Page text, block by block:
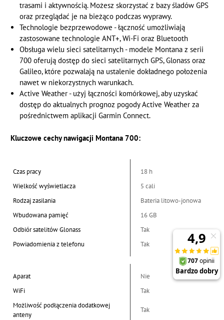
trasami i aktywnością. Możesz skorzystać z bazy śladów GPS
oraz przeglądać je na bieżąco podczas wyprawy.
Technologie bezprzewodowe - łączność umożliwiają
zastosowane technologie ANT+, Wi-Fi oraz Bluetooth
Obsługa wielu sieci satelitarnych - modele Montana z serii
700 oferują dostęp do sieci satelitarnych GPS, Glonass oraz
Galileo, które pozwalają na ustalenie dokładnego położenia
nawet w niekorzystnych warunkach.
Active Weather - użyj łączności komórkowej, aby uzyskać
dostęp do aktualnych prognoz pogody Active Weather za
pośrednictwem aplikacji Garmin Connect.
Kluczowe cechy nawigacji Montana 700:
Czas pracy
18 h
Wielkość wyświetlacza
5 cali
Rodzaj zasilania
Bateria litowo-jonowa
Wbudowana pamięć
16 GB
Odbiór satelitów Glonass
Tak
Powiadomienia z telefonu
Tak
Aparat
Nie
WiFi
Tak
Możliwość podłączenia dodatkowej
anteny
Tak